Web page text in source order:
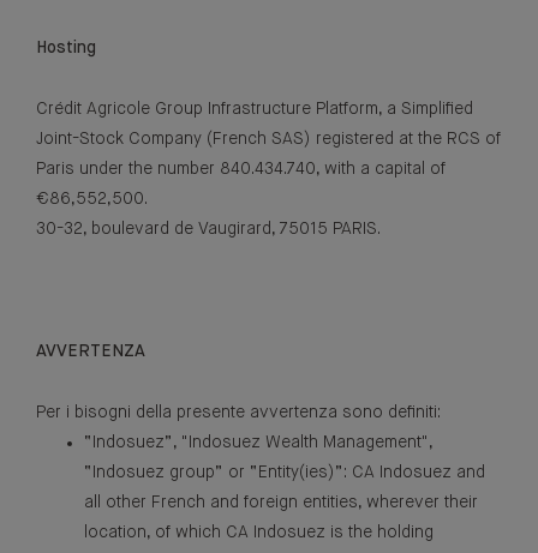
Hosting
Crédit Agricole Group Infrastructure Platform, a Simplified
Joint-Stock Company (French SAS) registered at the RCS of
Paris under the number 840.434.740, with a capital of
€86,552,500.
30-32, boulevard de Vaugirard, 75015 PARIS.
AVVERTENZA
Per i bisogni della presente avvertenza sono definiti:
“Indosuez”, "Indosuez Wealth Management",
“Indosuez group” or “Entity(ies)”: CA Indosuez and
all other French and foreign entities, wherever their
location, of which CA Indosuez is the holding